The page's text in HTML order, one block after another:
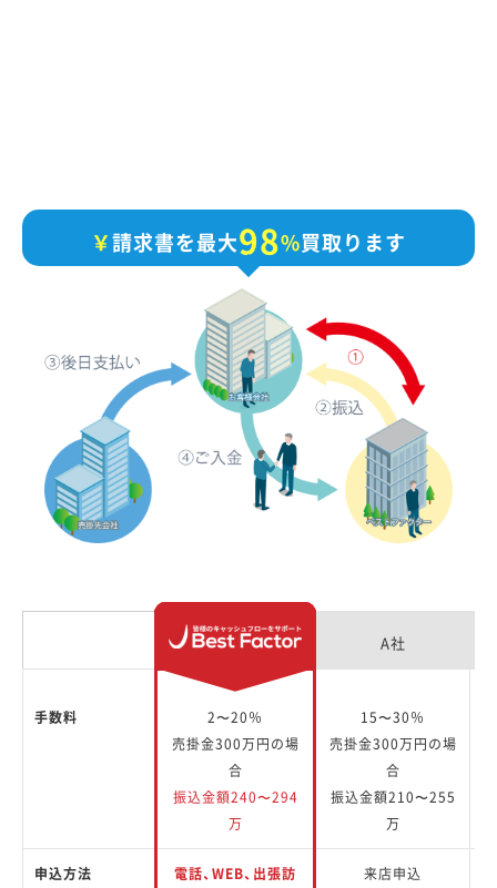
￥請求書を最大98%買取ります
A社
手数料
2〜20％
売掛金300万円の場
合
振込金額240〜294
万
15〜30％
売掛金300万円の場
合
振込金額210〜255
万
申込方法
電話、WEB、出張訪
来店申込